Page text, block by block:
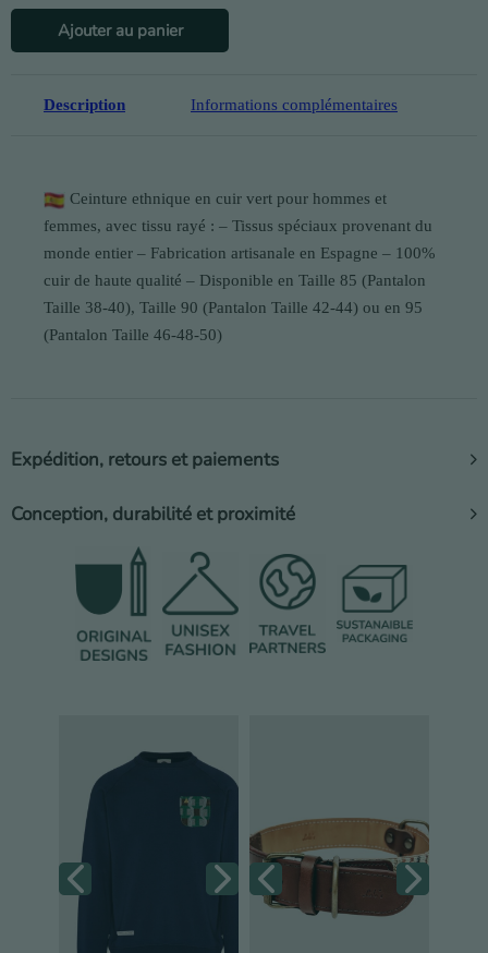
quantité de Ceinture en cuir Phuket
Ajouter au panier
Description Informations complémentaires
Ceinture ethnique en cuir vert pour hommes et
femmes, avec tissu rayé : – Tissus spéciaux provenant du
monde entier – Fabrication artisanale en Espagne – 100%
cuir de haute qualité – Disponible en Taille 85 (Pantalon
Taille 38-40), Taille 90 (Pantalon Taille 42-44) ou en 95
(Pantalon Taille 46-48-50)
Expédition, retours et paiements
Conception, durabilité et proximité